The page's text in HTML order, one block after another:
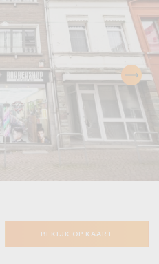
BEKIJK OP KAART